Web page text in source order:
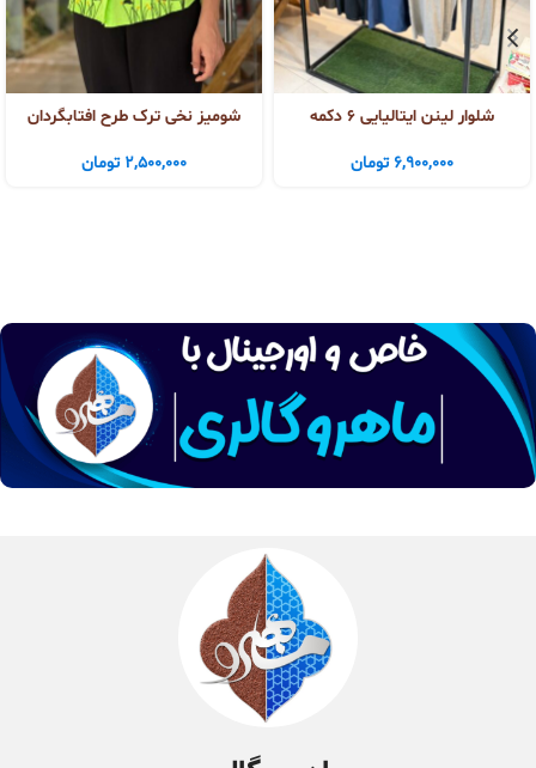
شلوار لینن ایتالیایی ۶ دکمه
6,900,000 تومان
شومیز نخی ترک طرح افتابگردان
2,500,000 تومان